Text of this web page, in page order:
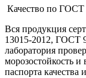
Качество по ГОСТ
Вся продукция
13015-2012, ГОСТ
лаборатория
морозостойкость
паспорта качества